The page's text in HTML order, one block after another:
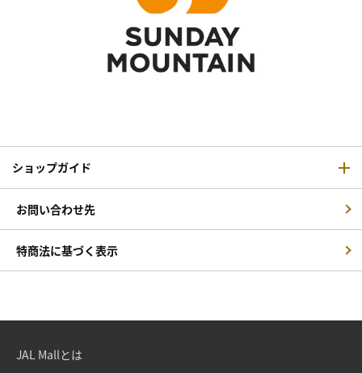
ショップガイド
お問い合わせ先
特商法に基づく表示
JAL Mallとは